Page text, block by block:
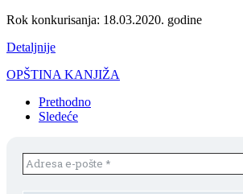
Rok konkurisanja: 18.03.2020. godine
Detaljnije
OPŠTINA KANJIŽA
Prethodno
Sledeće